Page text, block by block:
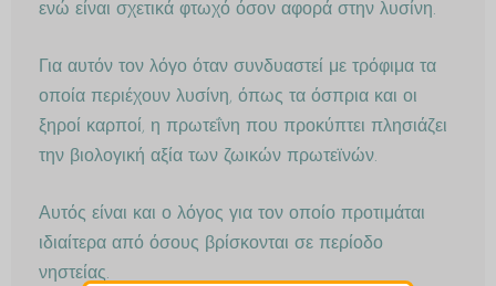
ενώ είναι σχετικά φτωχό όσον αφορά στην λυσίνη.
Για αυτόν τον λόγο όταν συνδυαστεί με τρόφιμα τα
οποία περιέχουν λυσίνη, όπως τα όσπρια και οι
ξηροί καρποί, η πρωτεΐνη που προκύπτει πλησιάζει
την βιολογική αξία των ζωικών πρωτεϊνών.
Αυτός είναι και ο λόγος για τον οποίο προτιμάται
ιδιαίτερα από όσους βρίσκονται σε περίοδο
νηστείας.